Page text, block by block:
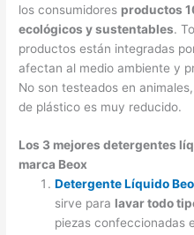
los consumidores productos
ecológicos y sustentables.
productos están integradas
afectan al medio ambiente y
No son testeados en
de plástico es muy reducido.
Los 3 mejores detergentes
marca Beox
Detergente Líquido
sirve para lavar todo
piezas confeccionadas